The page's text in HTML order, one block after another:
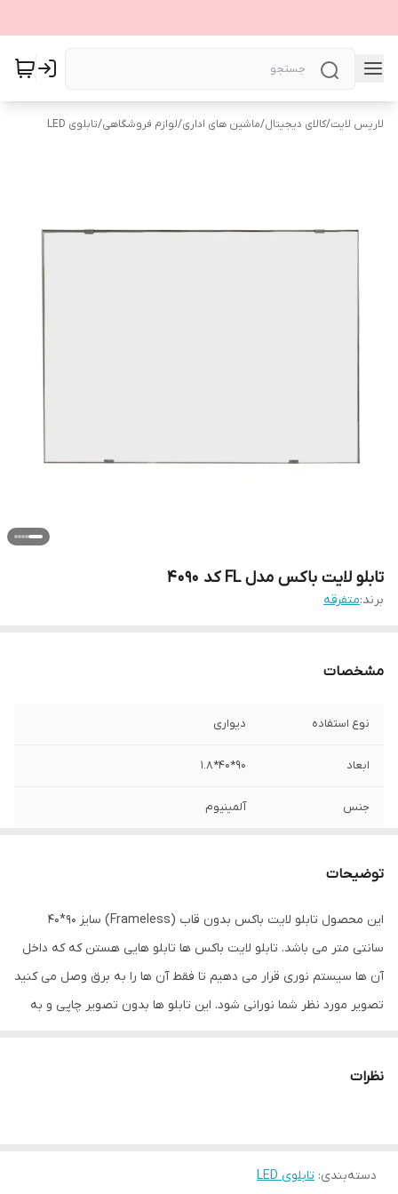
لاریس لایت/کالای دیجیتال/ماشین های اداری/لوازم فروشگاهی/تابلوی LED
تابلو لایت باکس مدل FL کد 4090
برند:متفرقه
مشخصات
نوع استفاده دیواری
ابعاد 90*40*1.8
جنس آلمینیوم
توضیحات
این محصول تابلو لایت باکس بدون قاب (Frameless) سایز 90*40
سانتی متر می باشد. تابلو لایت باکس ها تابلو هایی هستن که که داخل
آن ها سیستم نوری قرار می دهیم تا فقط آن ها را به برق وصل می کنید
تصویر مورد نظر شما نورانی شود. این تابلو ها بدون تصویر چاپی و به
و در داخل این لایت باکس ها قرار بدهید. انجام این کار راحت است فقط
بنابراین هر زمان بخواهید می توانید طرح تصویر را تغییر دهید. این
نظرات
دسته‌بندی: تابلوی LED